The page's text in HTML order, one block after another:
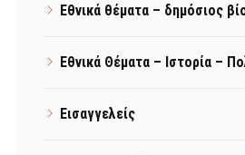
Εθνικά θέματα – δημόσιος
Εθνικά Θέματα – Ιστορία –
Εισαγγελείς